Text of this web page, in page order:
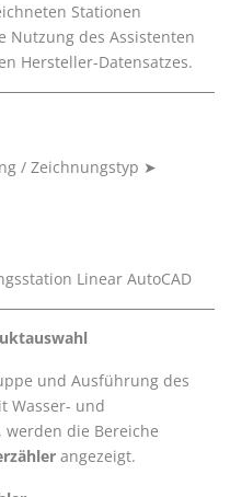
Stationen
Nutzung des Assistenten
Hersteller-Datensatzes.
/ Zeichnungstyp ➤
und Ausführung des
Wasser- und
die Bereiche
angezeigt.